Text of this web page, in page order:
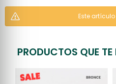
Este
PRODUCTOS QUE TE